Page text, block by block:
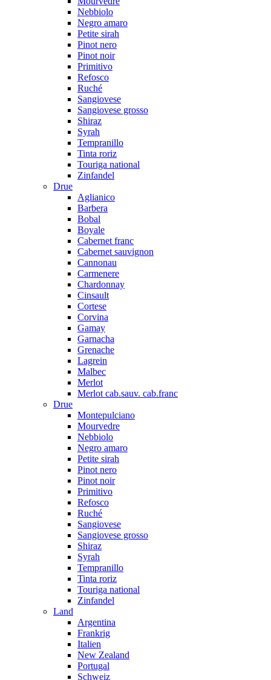
Nebbiolo
Negro amaro
Petite sirah
Pinot nero
Pinot noir
Primitivo
Refosco
Ruché
Sangiovese
Sangiovese grosso
Shiraz
Syrah
Tempranillo
Tinta roriz
Touriga national
Zinfandel
Drue
Aglianico
Barbera
Bobal
Boyale
Cabernet franc
Cabernet sauvignon
Cannonau
Carmenere
Chardonnay
Cinsault
Cortese
Corvina
Gamay
Garnacha
Grenache
Lagrein
Malbec
Merlot
Merlot cab.sauv. cab.franc
Drue
Montepulciano
Mourvedre
Nebbiolo
Negro amaro
Petite sirah
Pinot nero
Pinot noir
Primitivo
Refosco
Ruché
Sangiovese
Sangiovese grosso
Shiraz
Syrah
Tempranillo
Tinta roriz
Touriga national
Zinfandel
Land
Argentina
Frankrig
Italien
New Zealand
Portugal
Schweiz